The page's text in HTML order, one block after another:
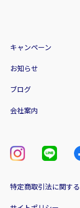
キャンペーン
お知らせ
ブログ
会社案内
特定商取引法に関す